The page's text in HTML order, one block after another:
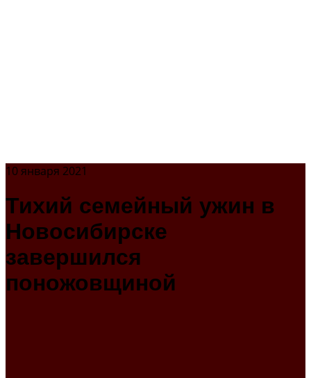
10 января 2021
Тихий семейный ужин в
Новосибирске
завершился
поножовщиной